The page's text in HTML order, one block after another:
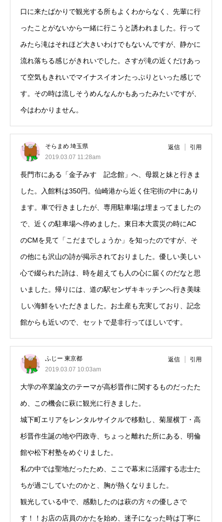
口に来たばかりで観光する所もよくわからなく、先輩に行
ったことがないから一緒に行こうと誘われました。行って
みたら滝はそれほど大きいわけでもないんですが、静かに
流れ落ちる感じがきれいでした。さすが滝の近くだけあっ
て空気もきれいでマイナスイオンたっぷりといった感じで
す。その時は流しそうめんなんかもあったみたいですが、
今はわかりません。
そらまめ 埼玉県
2019.03.07 11:28am
返信 引用
長門市にある「金子みすゞ記念館」へ、母親と妹と行きま
した。入館料は350円。仙崎港から近く住宅街の中にあり
ます。車で行きましたが、専用駐車場は埋まってましたの
で、近くの駐車場へ停めました。東日本大震災の時にAC
のCMを見て「こだまでしょうか」を知ったのですが、そ
の他にも沢山の詩が掲示されておりました。優しい美しい
心で綴られた詩は、時を超えても人の心に届くのだなと思
いました。帰りには、道の駅センザキキッチンへ行き美味
しい海鮮をいただきました。お土産も充実しており、記念
館からも近いので、セットで是非行ってほしいです。
ふじー 東京都
2019.03.07 10:03am
返信 引用
大学の卒業論文のテーマが高杉晋作に関するものだったた
め、この機会に萩に観光に行きました。
城下町エリアをレンタルサイクルで移動し、菊屋横丁・高
杉晋作生誕の地や円政寺、ちょっと離れた所にある、明倫
館や松下村塾をめぐりました。
私の中では聖地だったため、ここで幕末に活躍する志士た
ちが過ごしていたのかと、胸が熱くなりました。
観光している中で、感動したのは萩の方々の優しさで
す！！お店の店員のかたを始め、迷子になった時は丁寧に